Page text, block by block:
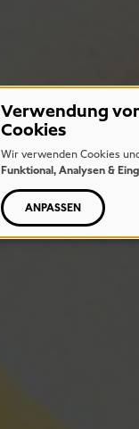
Verwendung
Cookies
Wir verwenden Cookies
Funktional, Analysen &
ANPASSEN